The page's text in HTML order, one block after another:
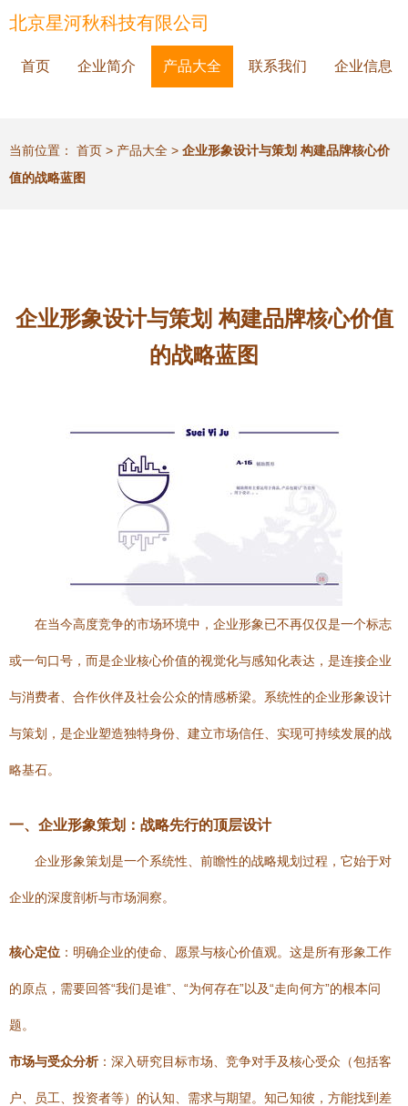
北京星河秋科技有限公司
首页 企业简介 产品大全 联系我们 企业信息
当前位置： 首页 > 产品大全 > 企业形象设计与策划 构建品牌核心价
值的战略蓝图
企业形象设计与策划 构建品牌核心价值
的战略蓝图
在当今高度竞争的市场环境中，企业形象已不再仅仅是一个标志
或一句口号，而是企业核心价值的视觉化与感知化表达，是连接企业
与消费者、合作伙伴及社会公众的情感桥梁。系统性的企业形象设计
与策划，是企业塑造独特身份、建立市场信任、实现可持续发展的战
略基石。
一、企业形象策划：战略先行的顶层设计
企业形象策划是一个系统性、前瞻性的战略规划过程，它始于对
企业的深度剖析与市场洞察。
核心定位 ：明确企业的使命、愿景与核心价值观。这是所有形象工作
的原点，需要回答“我们是谁”、“为何存在”以及“走向何方”的根本问
题。
市场与受众分析：深入研究目标市场、竞争对手及核心受众（包括客
户、员工、投资者等）的认知、需求与期望。知己知彼，方能找到差